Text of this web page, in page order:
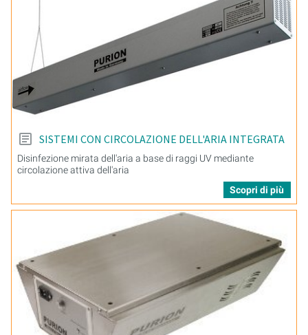
SISTEMI CON CIRCOLAZIONE DELL'ARIA INTEGRATA
Disinfezione mirata dell'aria a base di raggi UV mediante
circolazione attiva dell'aria
Scopri di più